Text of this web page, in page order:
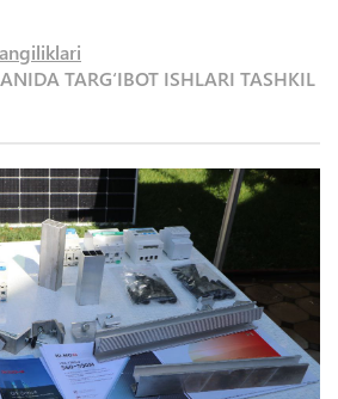
TARG‘IBOT ISHLARI TASHKIL